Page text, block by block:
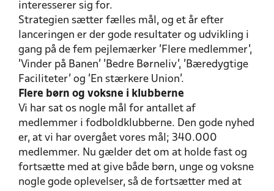
interesserer sig for.
Strategien sætter fælles mål, og et år efter
lanceringen er der gode resultater og udvikling i
gang på de fem pejlemærker ’Flere medlemmer’,
’Vinder på Banen’ ’Bedre Børneliv’, ’Bæredygtige
Faciliteter’ og ’En stærkere Union’.
Flere børn og voksne i klubberne
Vi har sat os nogle mål for antallet af
medlemmer i fodboldklubberne. Den gode nyhed
er, at vi har overgået vores mål; 340.000
medlemmer. Nu gælder det om at holde fast og
fortsætte med at give både børn, unge og voksne
nogle gode oplevelser, så de fortsætter med at